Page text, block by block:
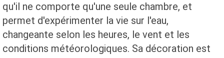
qu'il ne comporte qu'une seule chambre, et
permet d'expérimenter la vie sur l'eau,
changeante selon les heures, le vent et les
conditions météorologiques. Sa décoration est